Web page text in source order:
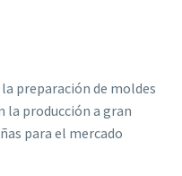
preparación de moldes
la producción a gran
para el mercado